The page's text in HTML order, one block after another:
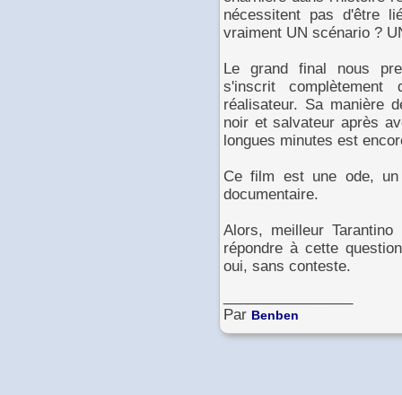
nécessitent pas d'être
vraiment UN scénario ?
Le grand final nous
s'inscrit complètement
réalisateur. Sa manière
noir et salvateur après
longues minutes est
Ce film est une ode, un
documentaire.
Alors, meilleur
répondre à cette
oui, sans conteste.
Par Benben